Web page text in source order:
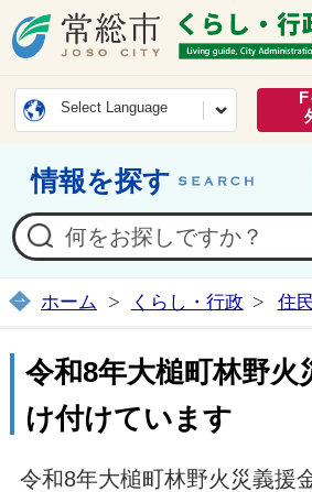
常総市
Select Language
情報を探す
ホーム くらし・行政 住
令和8年大槌町林野火
け付けています
令和8年大槌町林野火災義援